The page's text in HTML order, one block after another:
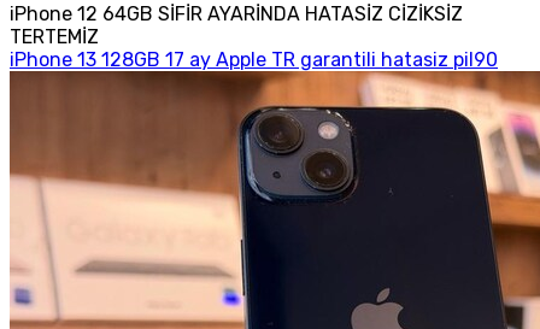
iPhone 12 64GB SİFİR AYARİNDA HATASİZ CİZİKSİZ
TERTEMİZ
iPhone 13 128GB 17 ay Apple TR garantili hatasiz pil90